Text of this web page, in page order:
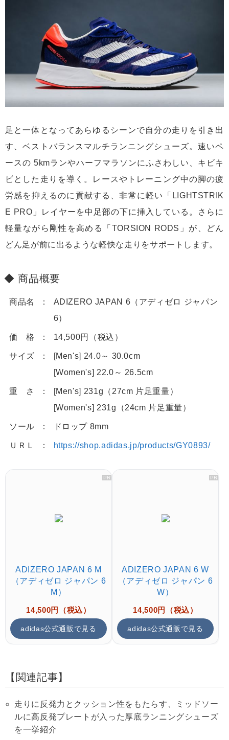
足と一体となってあらゆるシーンで自分の走りを引き出
す、ベストバランスマルチランニングシューズ。速いペ
ースの 5kmランやハーフマラソンにふさわしい、キビキ
ビとした走りを導く。レースやトレーニング中の脚の疲
労感を抑えるのに貢献する、非常に軽い「LIGHTSTRIK
E PRO」レイヤーを中足部の下に挿入している。さらに
軽量ながら剛性を高める「TORSION RODS」が、どん
どん足が前に出るような軽快な走りをサポートします。
商品概要
商品名
ADIZERO JAPAN 6（アディゼロ ジャパン
6）
価 格 14,500円（税込）
サイズ
[Men's] 24.0～ 30.0cm
[Women's] 22.0～ 26.5cm
重 さ
[Men's] 231g（27cm 片足重量）
[Women's] 231g（24cm 片足重量）
ソール ドロップ 8mm
ＵＲＬ https://shop.adidas.jp/products/GY0893/
ADIZERO JAPAN 6 M
（アディゼロ ジャパン 6
M）
14,500円（税込）
adidas公式通販で見る
ADIZERO JAPAN 6 W
（アディゼロ ジャパン 6
W）
14,500円（税込）
adidas公式通販で見る
関連記事
走りに反発力とクッション性をもたらす、ミッドソー
ルに高反発プレートが入った厚底ランニングシューズ
を一挙紹介